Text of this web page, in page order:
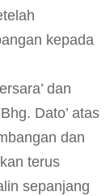
kepada
dan
Dato’ atas
dan
terus
sepanjang